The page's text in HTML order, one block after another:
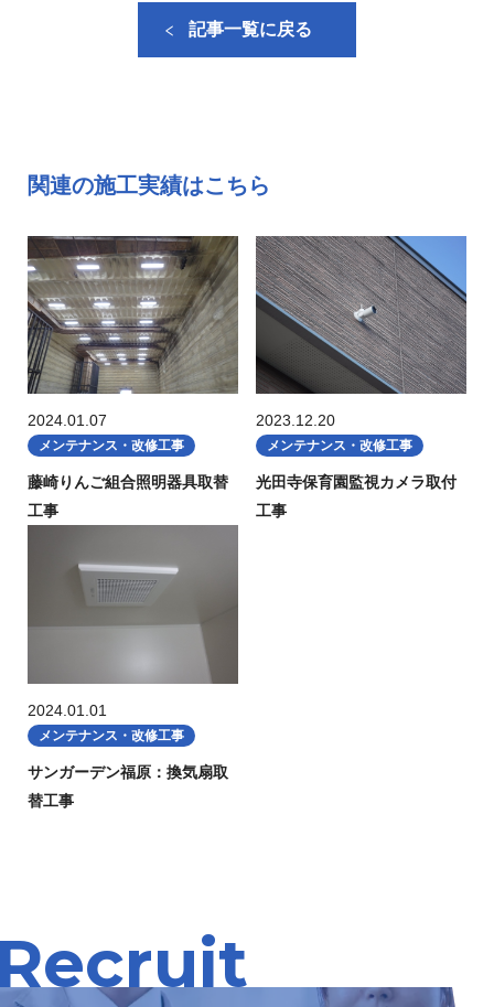
記事一覧に戻る
関連の施工実績はこちら
2024.01.07
メンテナンス・改修工事
藤崎りんご組合照明器具取替
工事
2023.12.20
メンテナンス・改修工事
光田寺保育園監視カメラ取付
工事
2024.01.01
メンテナンス・改修工事
サンガーデン福原：換気扇取
替工事